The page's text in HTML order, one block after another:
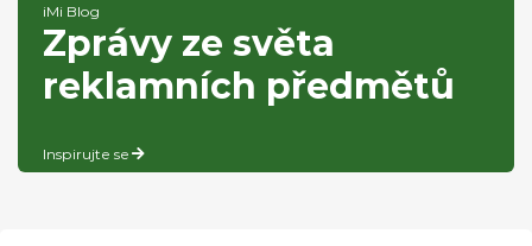
iMi Blog
Zprávy ze světa
reklamních předmětů
Inspirujte se